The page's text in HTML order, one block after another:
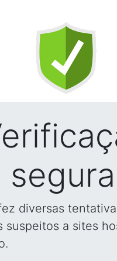
diversas
suspeitos a sites